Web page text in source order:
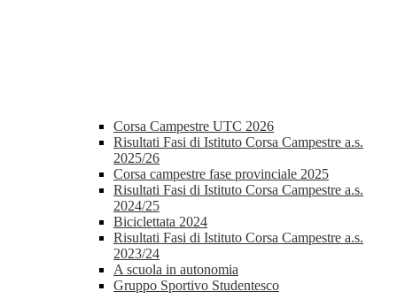
Corsa Campestre UTC 2026
Risultati Fasi di Istituto Corsa Campestre a.s.
2025/26
Corsa campestre fase provinciale 2025
Risultati Fasi di Istituto Corsa Campestre a.s.
2024/25
Biciclettata 2024
Risultati Fasi di Istituto Corsa Campestre a.s.
2023/24
A scuola in autonomia
Gruppo Sportivo Studentesco